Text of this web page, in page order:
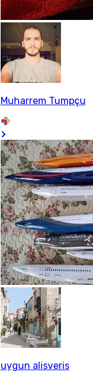
Muharrem Tumpçu
uygun alisveris